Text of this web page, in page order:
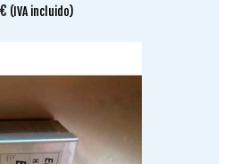
€ (IVA incluido)